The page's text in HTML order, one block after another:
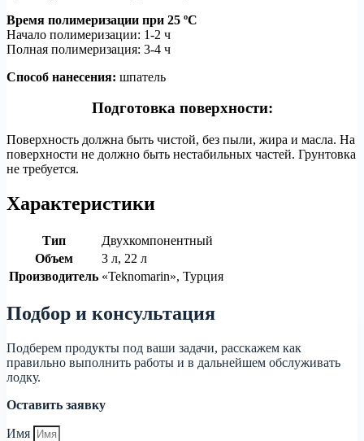
Время полимеризации при 25 ºC
Начало полимеризации: 1-2 ч
Полная полимеризация: 3-4 ч
Способ нанесения: шпатель
Подготовка поверхности:
Поверхность должна быть чистой, без пыли, жира и масла. На
поверхности не должно быть нестабильных частей. Грунтовка
не требуется.
Характеристики
Тип
Двухкомпонентный
Объем
3 л, 22 л
Производитель «Teknomarin», Турция
Подбор и консультация
Подберем продукты под ваши задачи, расскажем как
правильно выполнить работы и в дальнейшем обслуживать
лодку.
Оставить заявку
Имя